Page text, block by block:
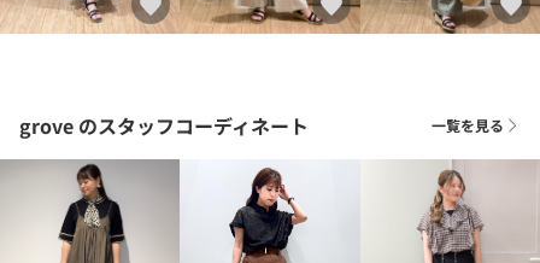
grove のスタッフコーディネート 一覧を見る